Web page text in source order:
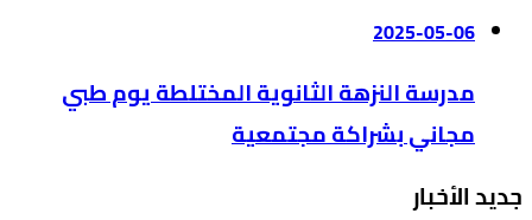
2025-05-06
مدرسة النزهة الثانوية المختلطة يوم طبي
مجاني بشراكة مجتمعية
جديد الأخبار